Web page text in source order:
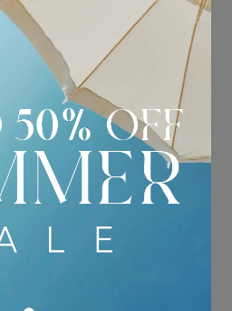
用中性清潔劑手洗清潔並立即